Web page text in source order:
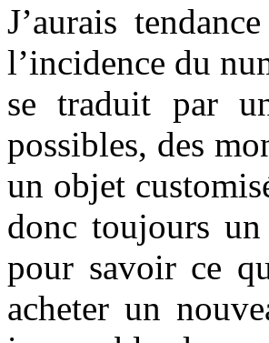
J’aurais
l’incidence du
se traduit par
possibles, des
un objet
donc toujours un
pour savoir ce
acheter un